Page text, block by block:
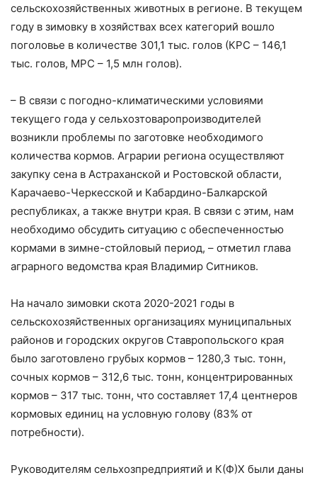
сельскохозяйственных животных в регионе. В текущем
году в зимовку в хозяйствах всех категорий вошло
поголовье в количестве 301,1 тыс. голов (КРС – 146,1
тыс. голов, МРС – 1,5 млн голов).
– В связи с погодно-климатическими условиями
текущего года у сельхозтоваропроизводителей
возникли проблемы по заготовке необходимого
количества кормов. Аграрии региона осуществляют
закупку сена в Астраханской и Ростовской области,
Карачаево-Черкесской и Кабардино-Балкарской
республиках, а также внутри края. В связи с этим, нам
необходимо обсудить ситуацию с обеспеченностью
кормами в зимне-стойловый период, – отметил глава
аграрного ведомства края Владимир Ситников.
На начало зимовки скота 2020-2021 годы в
сельскохозяйственных организациях муниципальных
районов и городских округов Ставропольского края
было заготовлено грубых кормов – 1280,3 тыс. тонн,
сочных кормов – 312,6 тыс. тонн, концентрированных
кормов – 317 тыс. тонн, что составляет 17,4 центнеров
кормовых единиц на условную голову (83% от
потребности).
Руководителям сельхозпредприятий и К(Ф)Х были даны